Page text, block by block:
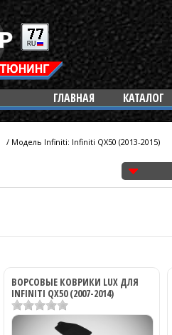
ГЛАВНАЯ КАТАЛОГ
/ Модель Infiniti: Infiniti QX50 (2013-2015)
ВОРСОВЫЕ КОВРИКИ LUX ДЛЯ
INFINITI QX50 (2007-2014)